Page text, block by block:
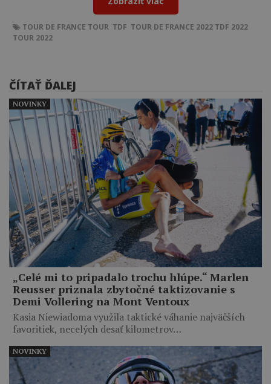
TOUR DE FRANCE TOUR TDF TOUR DE FRANCE 2022 TDF 2022
TOUR 2022
ČÍTAŤ ĎALEJ
„Celé mi to pripadalo trochu hlúpe.“ Marlen
Reusser priznala zbytočné taktizovanie s
Demi Vollering na Mont Ventoux
Kasia Niewiadoma využila taktické váhanie najväčších
favoritiek, necelých desať kilometrov…
NOVINKY
NOVINKY